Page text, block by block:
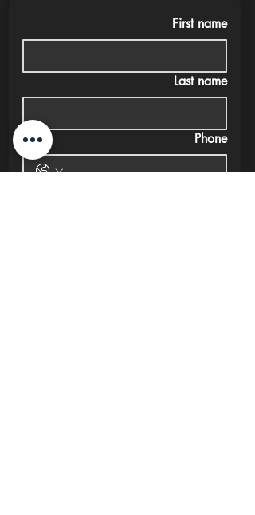
First name
Last name
Phone